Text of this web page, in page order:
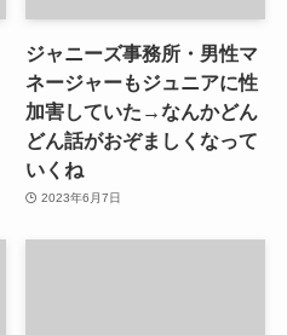
ジャニーズ事務所・男性マ
ネージャーもジュニアに性
加害していた→なんかどん
どん話がおぞましくなって
いくね
2023年6月7日